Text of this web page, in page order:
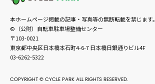
本ホームページ掲載の記事・写真等の無断転載を禁じます。
©（公財）自転車駐車場整備センター
〒103-0021
東京都中央区日本橋本石町4-6-7 日本橋日銀通りビル4F
03-6262-5322
COPYRIGHT © CYCLE PARK ALL RIGHTS RESERVED.